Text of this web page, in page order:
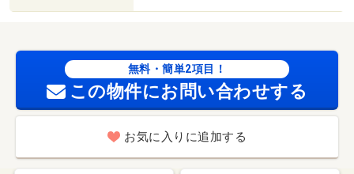
無料・簡単2項目！
この物件にお問い合わせする
お気に入りに追加する